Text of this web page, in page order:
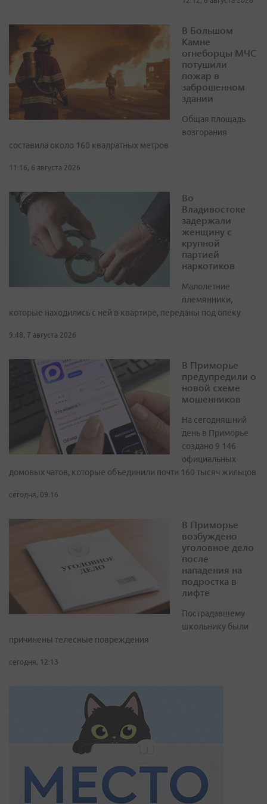
В Большом
Камне
огнеборцы МЧС
потушили
пожар в
заброшенном
здании
Общая площадь
возгорания
составила около 160 квадратных метров
11:16, 6 августа 2026
Во
Владивостоке
задержали
женщину с
крупной
партией
наркотиков
Малолетние
племянники,
которые находились с ней в квартире, переданы под опеку
9:48, 7 августа 2026
В Приморье
предупредили о
новой схеме
мошенников
На сегодняшний
день в Приморье
создано 9 146
официальных
домовых чатов, которые объединили почти 160 тысяч жильцов
сегодня, 09:16
В Приморье
возбуждено
уголовное дело
после
нападения на
подростка в
лифте
Пострадавшему
школьнику были
причинены телесные повреждения
сегодня, 12:13